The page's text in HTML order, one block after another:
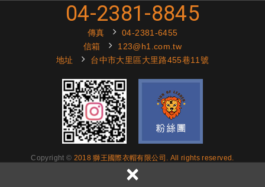
×
04-2381-8845
傳真
04-2381-6455
信箱
123@h1.com.tw
地址
台中市大里區大里路455巷11號
Copyright © 2018 獅王國際衣帽有限公司. All rights reserved.